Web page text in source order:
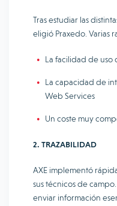
Tras estudiar las
eligió Praxedo. Varias
La facilidad de uso
La capacidad de
Web Services
Un coste muy
2. TRAZABILIDAD
AXE implementó
sus técnicos de
enviar información